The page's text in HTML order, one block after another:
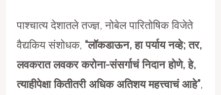
पाश्चात्य देशातले तज्ज्ञ, नोबेल पारितोषिक विजेते
वैद्यकिय संशोधक, “लॉकडाऊन, हा पर्याय नव्हे; तर,
लवकरात लवकर करोना-संसर्गाचं निदान होणे, हे,
त्याहीपेक्षा कितीतरी अधिक अतिशय महत्त्वाचं आहे”,